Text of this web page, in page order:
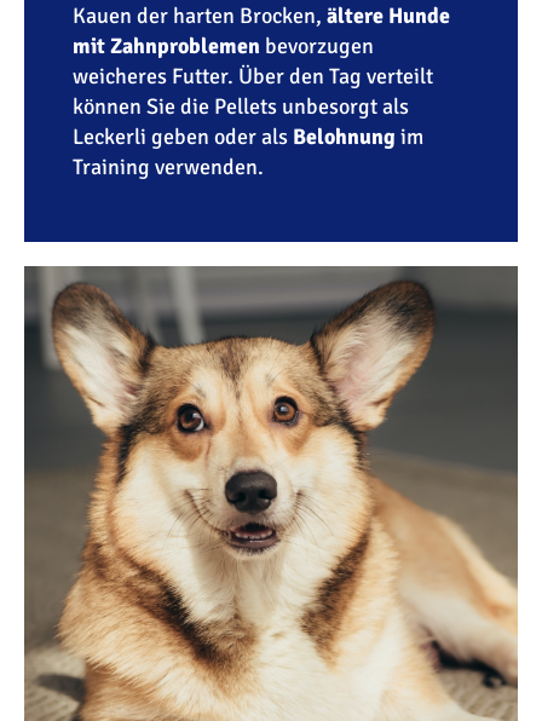
Kauen der harten Brocken, ältere Hunde
mit Zahnproblemen bevorzugen
weicheres Futter. Über den Tag verteilt
können Sie die Pellets unbesorgt als
Leckerli geben oder als Belohnung im
Training verwenden.